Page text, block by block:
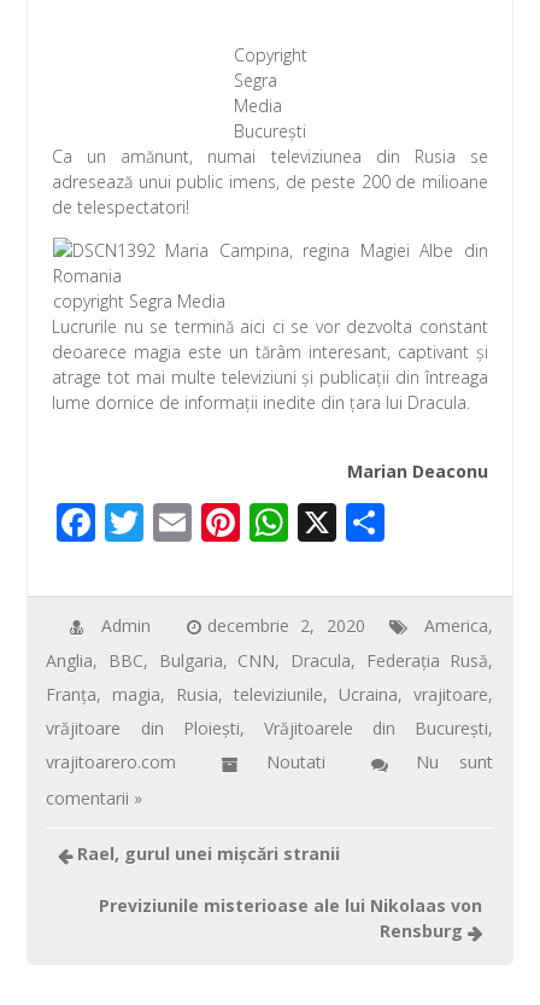
Copyright
Segra
Media
București
Ca un amănunt, numai televiziunea din Rusia se
adresează unui public imens, de peste 200 de milioane
de telespectatori!
copyright Segra Media
Lucrurile nu se termină aici ci se vor dezvolta constant
deoarece magia este un tărâm interesant, captivant și
atrage tot mai multe televiziuni și publicații din întreaga
lume dornice de informații inedite din țara lui Dracula.
Marian Deaconu
F
e
b
o
o
k
T
tt
er
E
ail
Pi
er
e
st
W
at
s
A
p
p
X
ta
je
az
ă
Admin decembrie 2, 2020 America,
Anglia, BBC, Bulgaria, CNN, Dracula, Federaţia Rusă,
Franţa, magia, Rusia,televiziunile, Ucraina,vrajitoare,
vrăjitoare din Ploiești,Vrăjitoarele din București,
vrajitoarero.com
Noutati
Nu sunt
comentarii »
Rael, gurul unei mişcări stranii
Previziunile misterioase ale lui Nikolaas von
Rensburg